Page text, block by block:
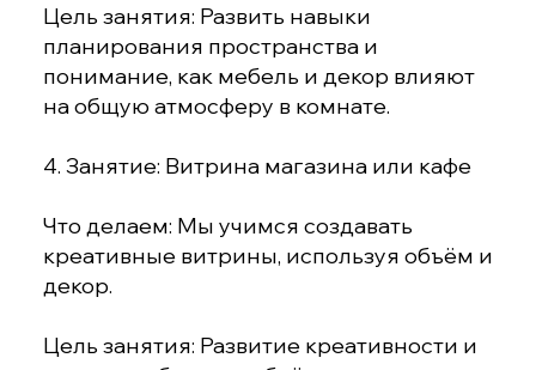
Цель занятия: Развить навыки
планирования пространства и
понимание, как мебель и декор влияют
на общую атмосферу в комнате.
4. Занятие: Витрина магазина или кафе
Что делаем: Мы учимся создавать
креативные витрины, используя объём и
декор.
Цель занятия: Развитие креативности и